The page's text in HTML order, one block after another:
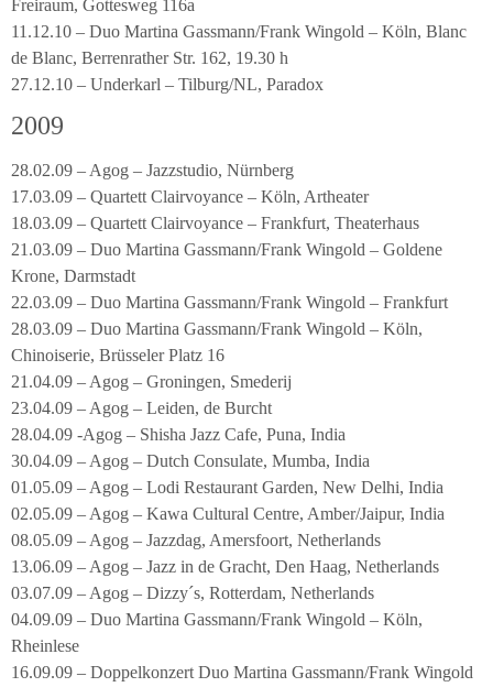
Freiraum, Gottesweg 116a
11.12.10 – Duo Martina Gassmann/Frank Wingold – Köln, Blanc
de Blanc, Berrenrather Str. 162, 19.30 h
27.12.10 – Underkarl – Tilburg/NL, Paradox
2009
28.02.09 – Agog – Jazzstudio, Nürnberg
17.03.09 – Quartett Clairvoyance – Köln, Artheater
18.03.09 – Quartett Clairvoyance – Frankfurt, Theaterhaus
21.03.09 – Duo Martina Gassmann/Frank Wingold – Goldene
Krone, Darmstadt
22.03.09 – Duo Martina Gassmann/Frank Wingold – Frankfurt
28.03.09 – Duo Martina Gassmann/Frank Wingold – Köln,
Chinoiserie, Brüsseler Platz 16
21.04.09 – Agog – Groningen, Smederij
23.04.09 – Agog – Leiden, de Burcht
28.04.09 -Agog – Shisha Jazz Cafe, Puna, India
30.04.09 – Agog – Dutch Consulate, Mumba, India
01.05.09 – Agog – Lodi Restaurant Garden, New Delhi, India
02.05.09 – Agog – Kawa Cultural Centre, Amber/Jaipur, India
08.05.09 – Agog – Jazzdag, Amersfoort, Netherlands
13.06.09 – Agog – Jazz in de Gracht, Den Haag, Netherlands
03.07.09 – Agog – Dizzy´s, Rotterdam, Netherlands
04.09.09 – Duo Martina Gassmann/Frank Wingold – Köln,
Rheinlese
16.09.09 – Doppelkonzert Duo Martina Gassmann/Frank Wingold